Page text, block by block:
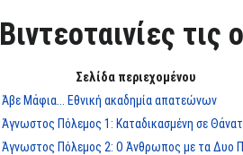
Βιντεοταινίες
Σελίδα περιεχομένου
Άβε Μάφια... Εθνική ακαδημία απατεώνων
Άγνωστος Πόλεμος 1: Καταδικασμένη σε
Άγνωστος Πόλεμος 2: Ο Άνθρωπος με τα Δυο